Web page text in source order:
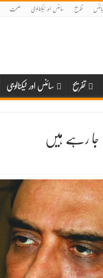
تفریح سائنس اور ٹیکنالوجی صحت
تفریح سائنس اور ٹیکنالوجی
رہے ہیں